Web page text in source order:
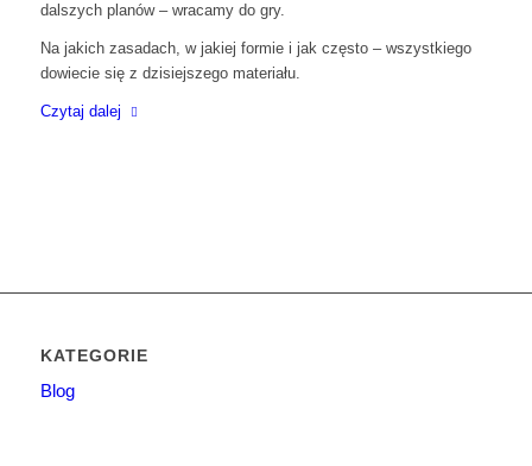
dalszych planów – wracamy do gry.
Na jakich zasadach, w jakiej formie i jak często – wszystkiego
dowiecie się z dzisiejszego materiału.
Czytaj dalej
KATEGORIE
Blog